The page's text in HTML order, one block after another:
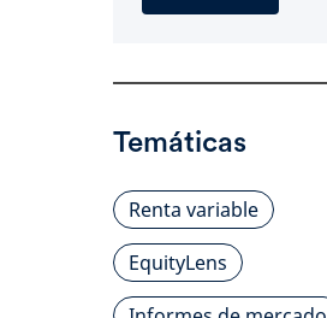
Temáticas
Renta variable
EquityLens